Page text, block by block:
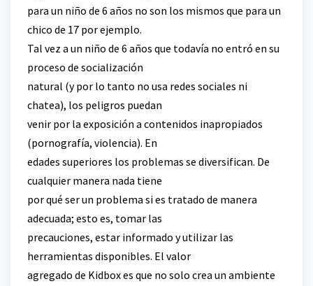
para un niño de 6 años no son los mismos que para un
chico de 17 por ejemplo.
Tal vez a un niño de 6 años que todavía no entró en su
proceso de socialización
natural (y por lo tanto no usa redes sociales ni
chatea), los peligros puedan
venir por la exposición a contenidos inapropiados
(pornografía, violencia). En
edades superiores los problemas se diversifican. De
cualquier manera nada tiene
por qué ser un problema si es tratado de manera
adecuada; esto es, tomar las
precauciones, estar informado y utilizar las
herramientas disponibles. El valor
agregado de Kidbox es que no solo crea un ambiente